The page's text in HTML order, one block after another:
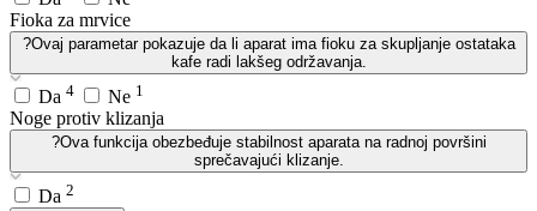
Fioka za mrvice
?Ovaj parametar pokazuje da li aparat ima fioku za skupljanje ostataka
kafe radi lakšeg održavanja.
Da 4 Ne 1
Noge protiv klizanja
?Ova funkcija obezbeđuje stabilnost aparata na radnoj površini
sprečavajući klizanje.
Da 2